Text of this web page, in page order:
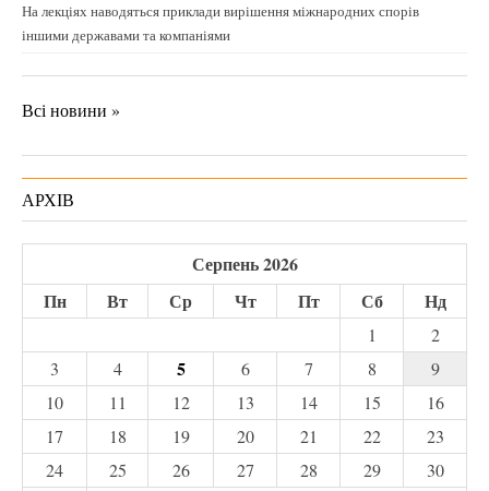
На лекціях наводяться приклади вирішення міжнародних спорів
іншими державами та компаніями
Всі новини »
АРХІВ
Серпень 2026
Пн
Вт Ср Чт Пт Сб Нд
1
2
3
4 5 6 7 8
9
10
11 12 13 14 15
16
17
18 19 20 21 22
23
24
25 26 27 28 29
30